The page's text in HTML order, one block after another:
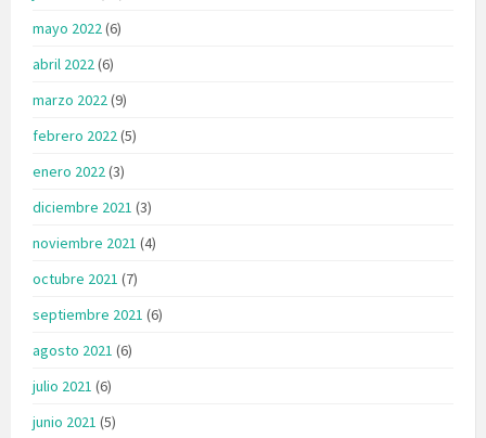
mayo 2022(6)
abril 2022(6)
marzo 2022(9)
febrero 2022(5)
enero 2022(3)
diciembre 2021 (3)
noviembre 2021 (4)
octubre 2021 (7)
septiembre 2021 (6)
agosto 2021 (6)
julio 2021 (6)
junio 2021 (5)